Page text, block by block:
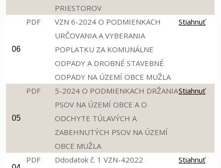
PRIESTOROV
06
PDF
VZN 6-2024 O PODMIENKACH
URČOVANIA A VYBERANIA
POPLATKU ZA KOMUNÁLNE
ODPADY A DROBNÉ STAVEBNÉ
ODPADY NA ÚZEMÍ OBCE MUŽLA
Stiahnuť
05
PDF
5-2024 O PODMIENKACH DRŽANIA
PSOV NA ÚZEMÍ OBCE A O
ODCHYTE TÚLAVÝCH A
ZABEHNUTÝCH PSOV NA ÚZEMÍ
OBCE MUŽLA
Stiahnuť
PDF Ddodatok č. 1 VZN-42022 Stiahnuť